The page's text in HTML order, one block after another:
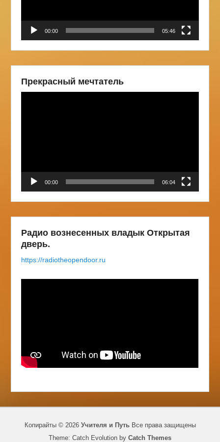
00:00 05:46
Прекрасный мечтатель
00:00 06:04
Радио вознесенных владык Открытая
дверь.
https://radiotheopendoor.ru
Копирайты © 2026 Учителя и ПутьВсе права защищены
Theme: Catch Evolution by Catch Themes